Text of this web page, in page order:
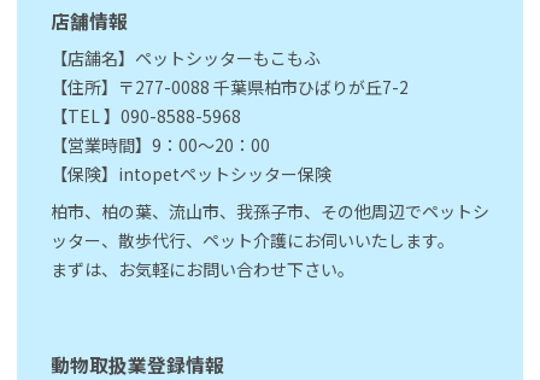
店舗情報
【店舗名】ペットシッターもこもふ
【住所】〒277-0088 千葉県柏市ひばりが丘7-2
【TEL 】090-8588-5968
【営業時間】9：00～20：00
【保険】intopetペットシッター保険
柏市、柏の葉、流山市、我孫子市、その他周辺でペットシ
ッター、散歩代行、ペット介護にお伺いいたします。
まずは、お気軽にお問い合わせ下さい。
動物取扱業登録情報